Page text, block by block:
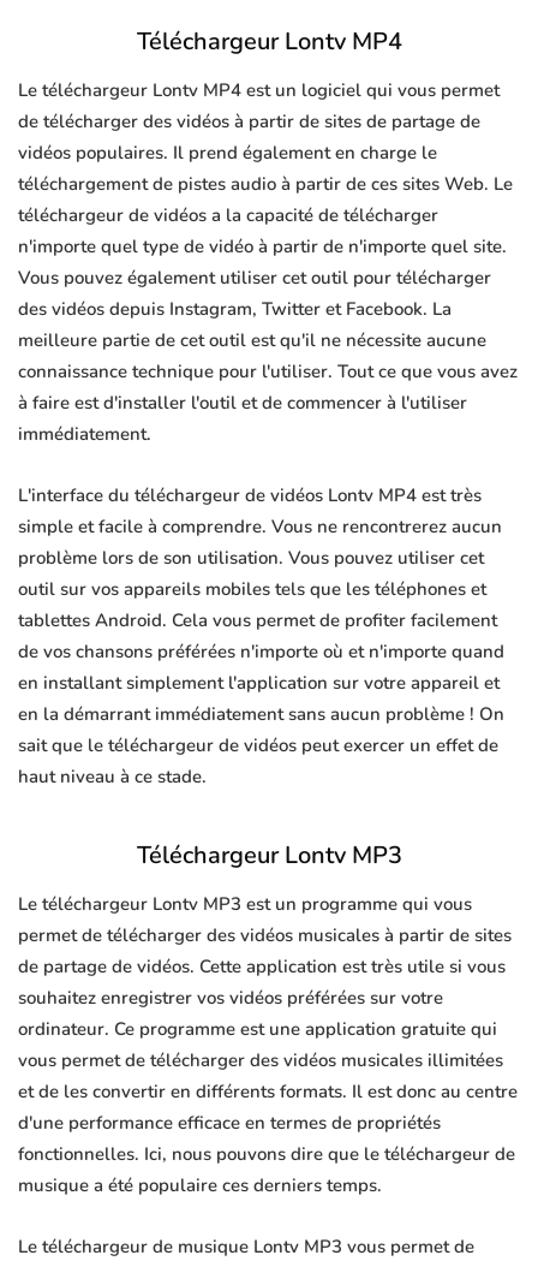
Téléchargeur Lontv MP4
Le téléchargeur Lontv MP4 est un logiciel qui vous permet
de télécharger des vidéos à partir de sites de partage de
vidéos populaires. Il prend également en charge le
téléchargement de pistes audio à partir de ces sites Web. Le
téléchargeur de vidéos a la capacité de télécharger
n'importe quel type de vidéo à partir de n'importe quel site.
Vous pouvez également utiliser cet outil pour télécharger
des vidéos depuis Instagram, Twitter et Facebook. La
meilleure partie de cet outil est qu'il ne nécessite aucune
connaissance technique pour l'utiliser. Tout ce que vous avez
à faire est d'installer l'outil et de commencer à l'utiliser
immédiatement.
L'interface du téléchargeur de vidéos Lontv MP4 est très
simple et facile à comprendre. Vous ne rencontrerez aucun
problème lors de son utilisation. Vous pouvez utiliser cet
outil sur vos appareils mobiles tels que les téléphones et
tablettes Android. Cela vous permet de profiter facilement
de vos chansons préférées n'importe où et n'importe quand
en installant simplement l'application sur votre appareil et
en la démarrant immédiatement sans aucun problème ! On
sait que le téléchargeur de vidéos peut exercer un effet de
haut niveau à ce stade.
Téléchargeur Lontv MP3
Le téléchargeur Lontv MP3 est un programme qui vous
permet de télécharger des vidéos musicales à partir de sites
de partage de vidéos. Cette application est très utile si vous
souhaitez enregistrer vos vidéos préférées sur votre
ordinateur. Ce programme est une application gratuite qui
vous permet de télécharger des vidéos musicales illimitées
et de les convertir en différents formats. Il est donc au centre
d'une performance efficace en termes de propriétés
fonctionnelles. Ici, nous pouvons dire que le téléchargeur de
musique a été populaire ces derniers temps.
Le téléchargeur de musique Lontv MP3 vous permet de